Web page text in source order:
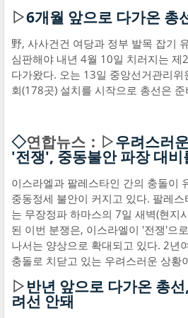
▷6개월 앞으로 다가온 총
野, 사사건건 여당과 정부 발목 잡기
심판해야 내년 4월 10일 치러지는 제
다가왔다. 오는 13일 중앙선거관리
회(178곳) 설치를 시작으로 총선은
◇연합뉴스：▷우려스러
'전쟁', 중동불안 파장 대비
이스라엘과 팔레스타인 간의 충돌이
중동정세 불안이 커지고 있다. 팔레
는 무장정파 하마스의 7일 새벽(현지
된 이번 분쟁은, 이스라엘이 '전쟁'으
나서는 양상으로 확대되고 있다. 2년
충돌로 치닫고 있는 우려스러운 상황
▷반년 앞으로 다가온 총
려선 안돼